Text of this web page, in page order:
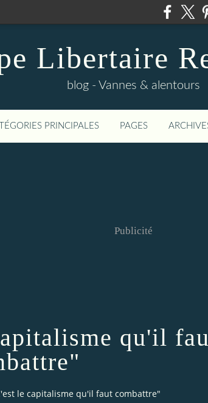
Libertaire
blog - Vannes & alentours
PRINCIPALES PAGES
Publicité
qu'il
le capitalisme qu'il faut combattre"